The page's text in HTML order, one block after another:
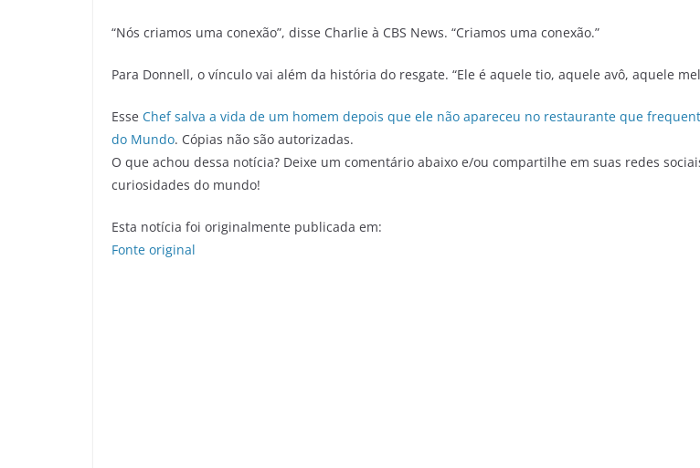
“Nós criamos uma conexão”, disse Charlie à CBS News. “Criamos uma conexão.”
Para Donnell, o vínculo vai além da história do resgate. “Ele é aquele tio, aquele avô, aquele
Esse Chef salva a vida de um homem depois que ele não apareceu no restaurante que
do Mundo. Cópias não são autorizadas.
O que achou dessa notícia? Deixe um comentário abaixo e/ou compartilhe em suas redes
curiosidades do mundo!
Esta notícia foi originalmente publicada em:
Fonte original